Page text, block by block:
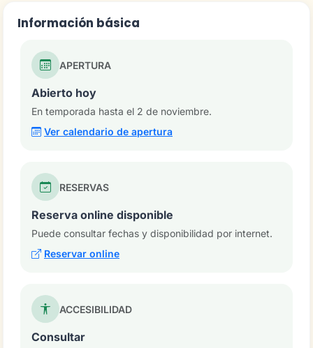
Información básica
APERTURA
Abierto hoy
En temporada hasta el 2 de noviembre.
Ver calendario de apertura
RESERVAS
Reserva online disponible
Puede consultar fechas y disponibilidad por internet.
Reservar online
ACCESIBILIDAD
Consultar